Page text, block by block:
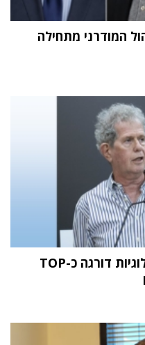
המודרני מתחילה
מחקר STKI השנתי: וואן טכנולוגיות דורגה כ-TOP